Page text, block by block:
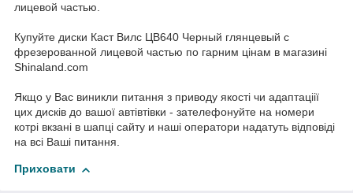
лицевой частью.
Купуйте диски Каст Вилс ЦВ640 Черный глянцевый с
фрезерованной лицевой частью по гарним цінам в магазині
Shinaland.com
Якщо у Вас виникли питання з приводу якості чи адаптаціії
цих дисків до вашої автівтівки - зателефонуйте на номери
котрі вкзані в шапці сайту и наші оператори надатуть відповіді
на всі Ваші питання.
Приховати